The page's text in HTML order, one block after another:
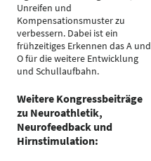
Unreifen und
Kompensationsmuster zu
verbessern. Dabei ist ein
frühzeitiges Erkennen das A und
O für die weitere Entwicklung
und Schullaufbahn.
Weitere Kongressbeiträge
zu Neuroathletik,
Neurofeedback und
Hirnstimulation: